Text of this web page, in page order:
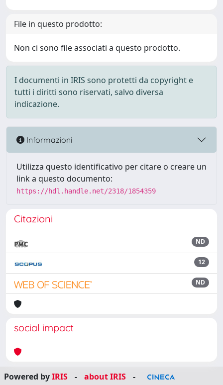
File in questo prodotto:
Non ci sono file associati a questo prodotto.
I documenti in IRIS sono protetti da copyright e
tutti i diritti sono riservati, salvo diversa
indicazione.
Informazioni
Utilizza questo identificativo per citare o creare un
link a questo documento:
https://hdl.handle.net/2318/1854359
Citazioni
ND
12
ND
social impact
Powered byIRIS - about IRIS
-